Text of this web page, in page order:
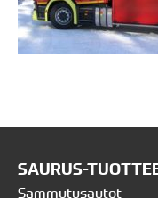
SAURUS-
Sammutusautot